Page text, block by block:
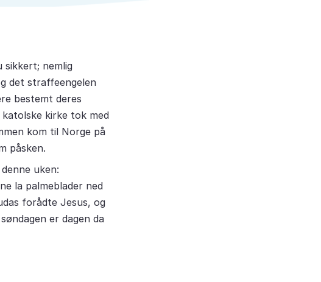
sikkert; nemlig
det straffeengelen
bestemt deres
kirke tok med
kom til Norge på
påsken.
uken:
la palmeblader ned
forådte Jesus, og
er dagen da